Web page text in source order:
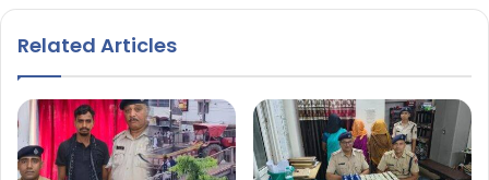
Related Articles